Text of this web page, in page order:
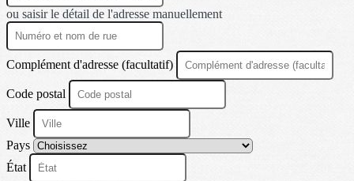
ou saisir le détail de l'adresse manuellement
Complément d'adresse (facultatif)
Code postal
Ville
Pays
État